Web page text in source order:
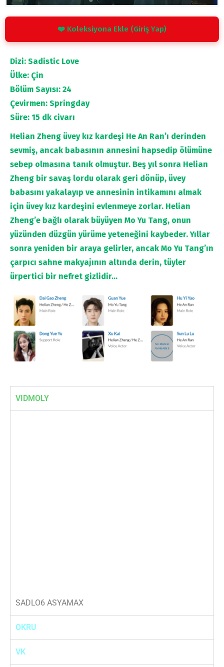
❤️ Koleksiyona Ekle (Giriş Yap)
Dizi: Sadistic Love
Ülke: Çin
Bölüm Sayısı: 24
Çevirmen: Springday
Süre: 15 dk civarı
Helian Zheng üvey kız kardeşi He An Ran’ı derinden
sevmiş, ancak babasının annesini hapsedip ölümüne
sebep olmasına tanık olmuştur. Beş yıl sonra Helian
Zheng bir savaş lordu olarak geri dönüp, üvey
babasını yakalayıp ve annesinin intikamını almak
için üvey kız kardeşini evlenmeye zorlar. Helian
Zheng’e bağlı olarak büyüyen Mo Yu Tang, onun
yüzünden düzgün yürüme yeteneğini kaybeder. Yıllar
sonra yeniden bir araya gelirler, ancak Mo Yu Tang’ın
çarpıcı sahne makyajının altında derin, tüyler
ürpertici bir nefret gizlidir…
VIDMOLY
SADLO6 ASYAMAX
OKRU
VK